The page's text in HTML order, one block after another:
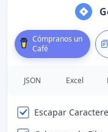
Cómpranos un
Café
JSON Excel
Escapar